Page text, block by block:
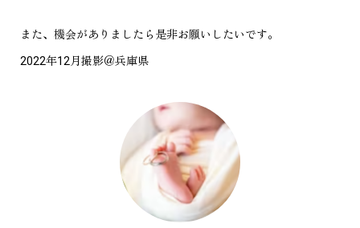
また、機会がありましたら是非お願いしたいです。
2022年12月撮影＠兵庫県